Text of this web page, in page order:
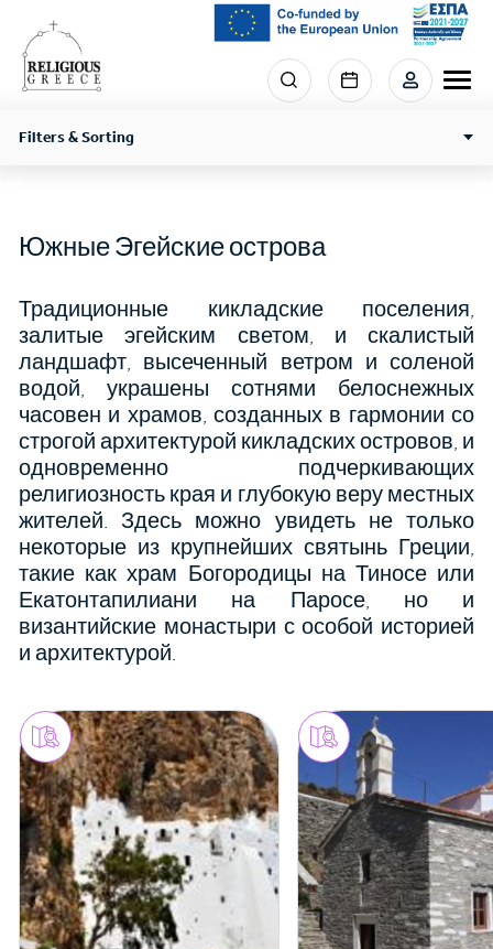
main
content
Menu
section
Filters & Sorting
Южные Эгейские острова
Традиционные кикладские поселения,
залитые эгейским светом, и скалистый
ландшафт, высеченный ветром и соленой
водой, украшены сотнями белоснежных
часовен и храмов, созданных в гармонии со
строгой архитектурой кикладских островов, и
одновременно подчеркивающих
религиозность края и глубокую веру местных
жителей. Здесь можно увидеть не только
некоторые из крупнейших святынь Греции,
такие как храм Богородицы на Тиносе или
Екатонтапилиани на Паросе, но и
византийские монастыри с особой историей
и архитектурой.